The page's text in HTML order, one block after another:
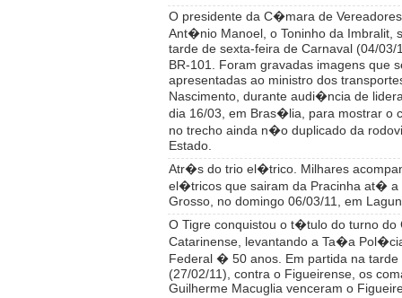
O presidente da C�mara de
Ant�nio Manoel, o Toninho da Imbralit,
tarde de sexta-feira de Carnaval (04/03/
BR-101. Foram gravadas imagens que
apresentadas ao ministro dos
Nascimento, durante audi�ncia de
dia 16/03, em Bras�lia, para mostrar o
no trecho ainda n�o duplicado da
Estado.
Atr�s do trio el�trico. Milhares
el�tricos que sairam da Pracinha at� a
Grosso, no domingo 06/03/11, em
O Tigre conquistou o t�tulo do turno do
Catarinense, levantando a Ta�a
Federal � 50 anos. Em partida na tarde
(27/02/11), contra o Figueirense, os
Guilherme Macuglia venceram o